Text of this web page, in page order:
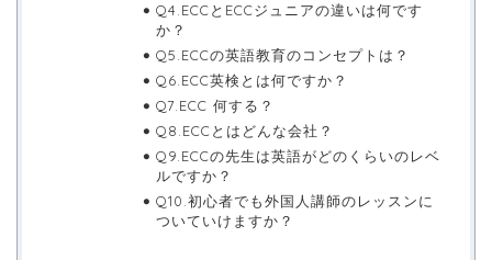
Q4.ECCとECCジュニアの違いは何です
か？
Q5.ECCの英語教育のコンセプトは？
Q6.ECC英検とは何ですか？
Q7.ECC 何する？
Q8.ECCとはどんな会社？
Q9.ECCの先生は英語がどのくらいのレベ
ルですか？
Q10.初心者でも外国人講師のレッスンに
ついていけますか？